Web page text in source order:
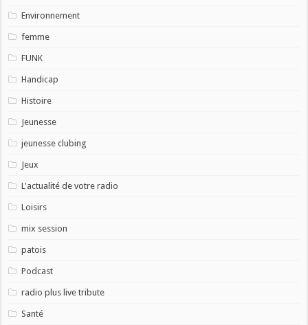
Environnement
femme
FUNK
Handicap
Histoire
Jeunesse
jeunesse clubing
Jeux
L'actualité de votre radio
Loisirs
mix session
patois
Podcast
radio plus live tribute
Santé